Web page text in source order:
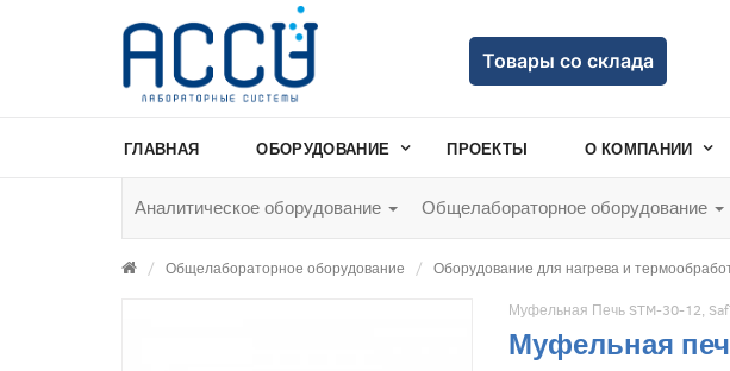
Товары со склада
ГЛАВНАЯ ОБОРУДОВАНИЕ ПРОЕКТЫ О КОМПАНИИ
Аналитическое оборудование Общелабораторное оборудование
Общелабораторное оборудование Оборудование для нагрева и
Муфельная Печь STM-30-12,
Муфельная